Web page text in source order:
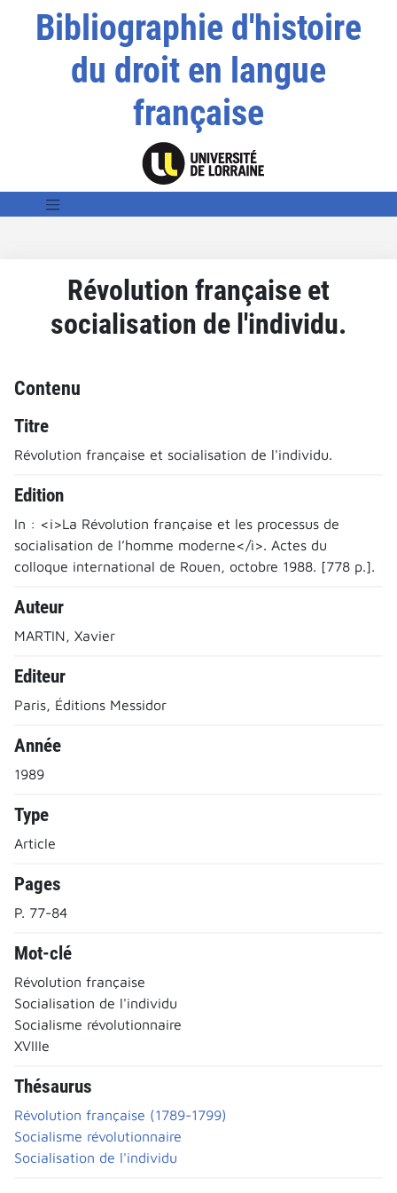
Bibliographie d'histoire
du droit en langue
française
Révolution française et
socialisation de l'individu.
Contenu
Titre
Révolution française et socialisation de l'individu.
Edition
In : <i>La Révolution française et les processus de
socialisation de l’homme moderne</i>. Actes du
colloque international de Rouen, octobre 1988. [778 p.].
Auteur
MARTIN, Xavier
Editeur
Paris, Éditions Messidor
Année
1989
Type
Article
Pages
P. 77-84
Mot-clé
Révolution française
Socialisation de l'individu
Socialisme révolutionnaire
XVIIIe
Thésaurus
Révolution française (1789-1799)
Socialisme révolutionnaire
Socialisation de l'individu